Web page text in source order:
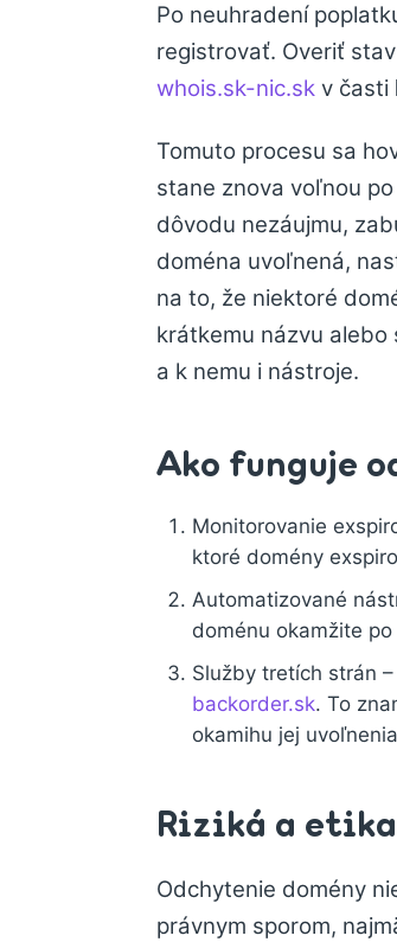
Po neuhradení
registrovať. Overiť
whois.sk-nic.sk v časti
Tomuto procesu sa
stane znova voľnou
dôvodu nezáujmu,
doména uvoľnená,
na to, že niektoré
krátkemu názvu
a k nemu i nástroje.
Ako funguje
Monitorovanie
ktoré domény
Automatizované
doménu okamžite
Služby tretích strán
backorder.sk. To
okamihu jej
Riziká a etika
Odchytenie domény
právnym sporom,